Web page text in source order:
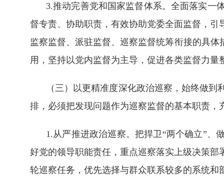
3.推动完善党和国家监督体系。全面落实一
督专责、协助职责，有效协助党委全面监督，
监察监督、派驻监督、巡察监督统筹衔接的具
用，坚持以党内监督为主导，促进各类监督力
（三）以更精准度深化政治巡察，始终做
排，必须把发现问题作为巡察监督的基本职责，
1.从严推进政治巡察。把捍卫“两个确立”、
好党的领导职能责任，重点巡察落实上级决策
轮巡察任务，优先选择与群众联系较多的系统